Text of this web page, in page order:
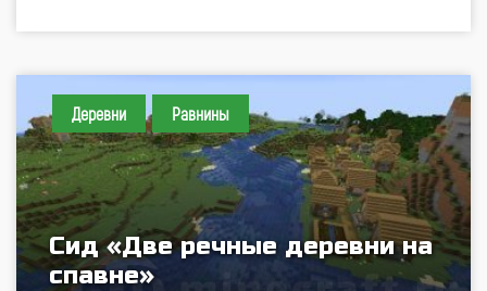
Деревни Равнины
Сид «Две речные деревни на
спавне»